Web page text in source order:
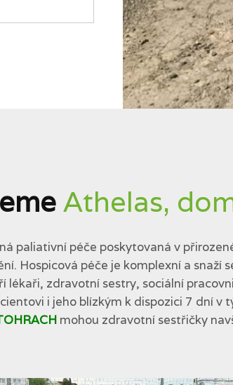
Athelas,
paliativní péče poskytovaná v
Hospicová péče je komplexní a snaží
zdravotní sestry, sociální
i jeho blízkým k dispozici 7 dní v
mohou zdravotní sestřičky